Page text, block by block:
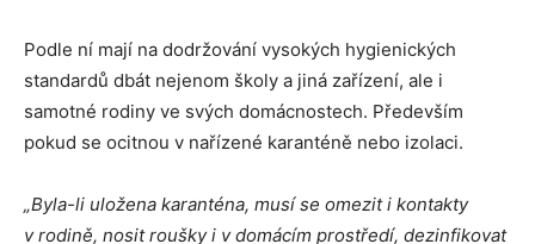
Podle ní mají na dodržování vysokých hygienických
standardů dbát nejenom školy a jiná zařízení, ale i
samotné rodiny ve svých domácnostech. Především
pokud se ocitnou v nařízené karanténě nebo izolaci.
„Byla-li uložena karanténa, musí se omezit i kontakty
v rodině, nosit roušky i v domácím prostředí, dezinfikovat